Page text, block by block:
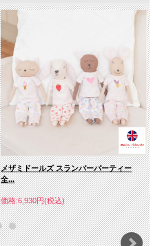
メザミドールズ スランバーパーティー
全...
価格:6,930円(税込)